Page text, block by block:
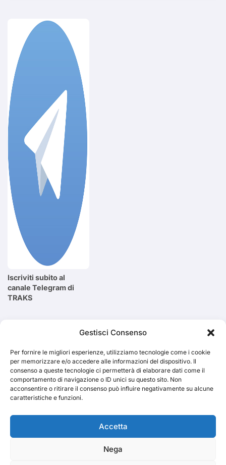
Gestisci Consenso
Per fornire le migliori esperienze, utilizziamo tecnologie come i cookie
per memorizzare e/o accedere alle informazioni del dispositivo. Il
consenso a queste tecnologie ci permetterà di elaborare dati come il
comportamento di navigazione o ID unici su questo sito. Non
acconsentire o ritirare il consenso può influire negativamente su alcune
caratteristiche e funzioni.
Accetta
Nega
Iscriviti subito al
canale Telegram di
TRAKS
Cerca
TRAKS
Dal 2014 musica indipendente ed emergente